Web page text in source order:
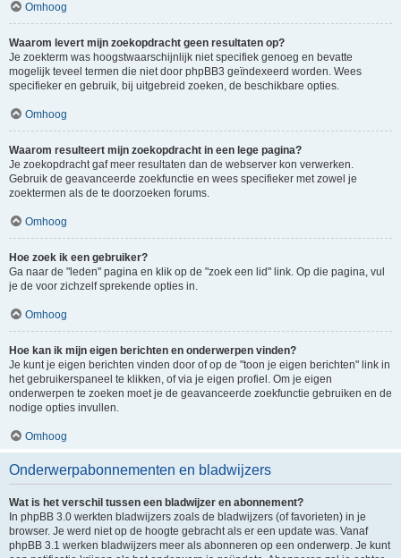
Omhoog
Waarom levert mijn zoekopdracht geen resultaten op?
Je zoekterm was hoogstwaarschijnlijk niet specifiek genoeg en bevatte
mogelijk teveel termen die niet door phpBB3 geïndexeerd worden. Wees
specifieker en gebruik, bij uitgebreid zoeken, de beschikbare opties.
Omhoog
Waarom resulteert mijn zoekopdracht in een lege pagina?
Je zoekopdracht gaf meer resultaten dan de webserver kon verwerken.
Gebruik de geavanceerde zoekfunctie en wees specifieker met zowel je
zoektermen als de te doorzoeken forums.
Omhoog
Hoe zoek ik een gebruiker?
Ga naar de "leden" pagina en klik op de "zoek een lid" link. Op die pagina, vul
je de voor zichzelf sprekende opties in.
Omhoog
Hoe kan ik mijn eigen berichten en onderwerpen vinden?
Je kunt je eigen berichten vinden door of op de "toon je eigen berichten" link in
het gebruikerspaneel te klikken, of via je eigen profiel. Om je eigen
onderwerpen te zoeken moet je de geavanceerde zoekfunctie gebruiken en de
nodige opties invullen.
Omhoog
Onderwerpabonnementen en bladwijzers
Wat is het verschil tussen een bladwijzer en abonnement?
In phpBB 3.0 werkten bladwijzers zoals de bladwijzers (of favorieten) in je
browser. Je werd niet op de hoogte gebracht als er een update was. Vanaf
phpBB 3.1 werken bladwijzers meer als abonneren op een onderwerp. Je kunt